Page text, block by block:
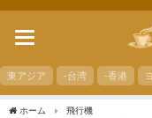
toggle
東アジア -台湾 -香港
ホーム
飛行機